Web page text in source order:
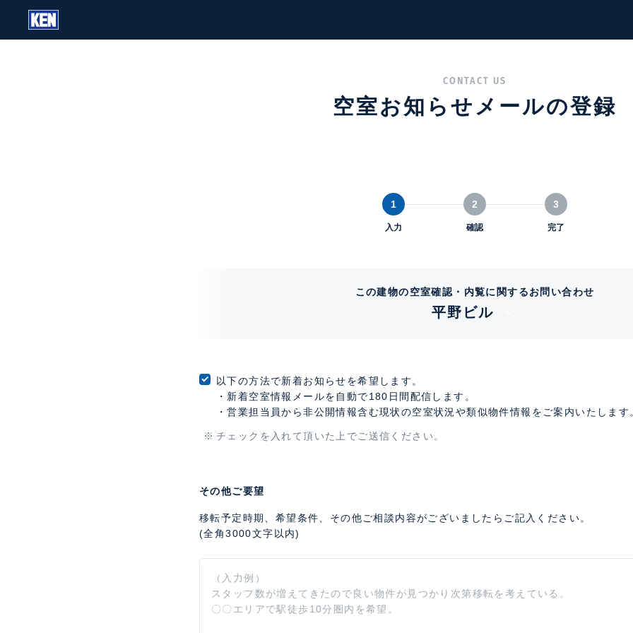
CONTACT US
空室お知らせメールの登録
1
入力
2
確認
3
完了
この建物の空室確認・内覧に関するお問い合わせ
平野ビル
以下の方法で新着お知らせを希望します。
・新着空室情報メールを自動で180日間配信します。
・営業担当員から非公開情報含む現状の空室状況や類似物件情報をご案内いたします
チェックを入れて頂いた上でご送信ください。
その他ご要望
移転予定時期、希望条件、その他ご相談内容がございましたらご記入ください。
(全角3000文字以内)